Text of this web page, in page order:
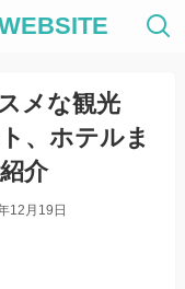
メな観光
、ホテルま
介
12月19日